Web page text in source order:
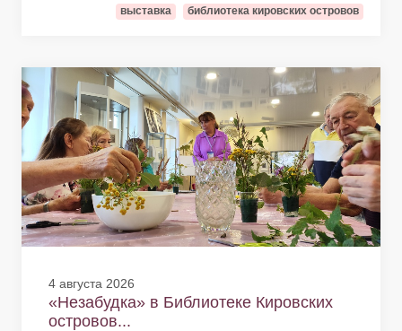
выставка библиотека кировских островов
4 августа 2026
«Незабудка» в Библиотеке Кировских
островов...